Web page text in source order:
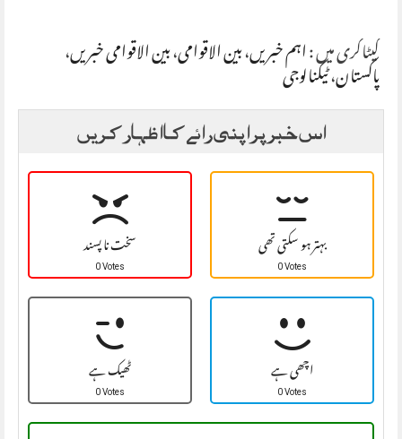
کیٹاگری میں :اہم خبریں،بین الاقوامی،بین الاقوامی خبریں، پاکستان،ٹیکنالوجی
اس خبر پر اپنی رائے کا اظہار کریں
سخت نا پسند
0 Votes بہتر ہو سکتی تھی
0 Votes
ٹھیک ہے
0 Votes اچھی ہے
0 Votes